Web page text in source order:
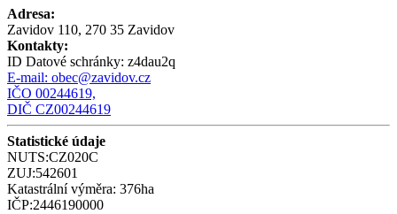
Adresa:
Zavidov 110, 270 35 Zavidov
Kontakty:
ID Datové schránky: z4dau2q
E-mail: obec@zavidov.cz
IČO 00244619,
DIČ CZ00244619
Statistické údaje
NUTS:CZ020C
ZUJ:542601
Katastrální výměra: 376ha
IČP:2446190000